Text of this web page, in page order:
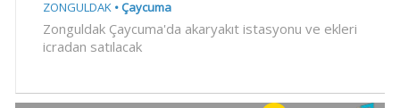
13:38Kutupların geleceğine